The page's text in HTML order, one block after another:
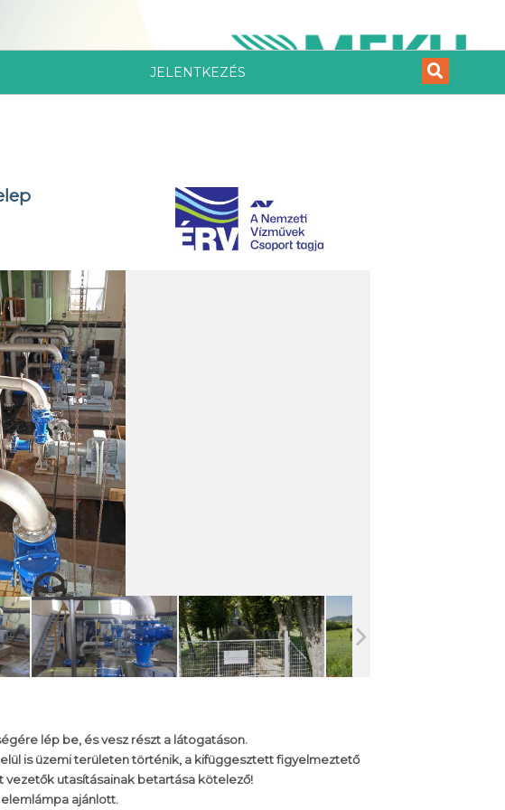
JELENTKEZÉS
lép be, és vesz részt a látogatáson.
is üzemi területen történik, a kifüggesztett figyelmeztető
utasításainak betartása kötelező!
ajánlott.